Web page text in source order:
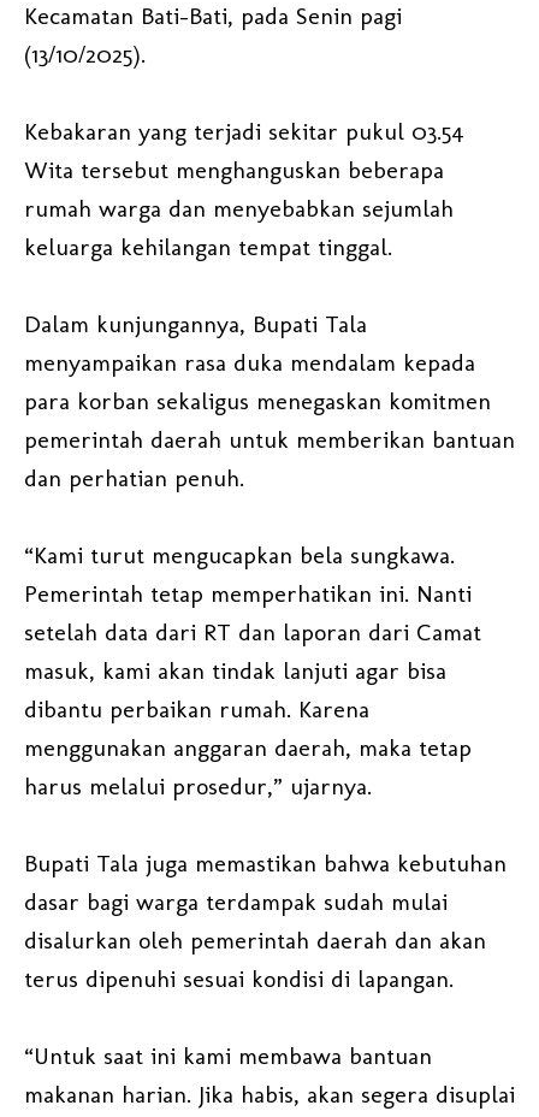
Kecamatan Bati-Bati, pada Senin pagi
(13/10/2025).
Kebakaran yang terjadi sekitar pukul 03.54
Wita tersebut menghanguskan beberapa
rumah warga dan menyebabkan sejumlah
keluarga kehilangan tempat tinggal.
Dalam kunjungannya, Bupati Tala
menyampaikan rasa duka mendalam kepada
para korban sekaligus menegaskan komitmen
pemerintah daerah untuk memberikan bantuan
dan perhatian penuh.
“Kami turut mengucapkan bela sungkawa.
Pemerintah tetap memperhatikan ini. Nanti
setelah data dari RT dan laporan dari Camat
masuk, kami akan tindak lanjuti agar bisa
dibantu perbaikan rumah. Karena
menggunakan anggaran daerah, maka tetap
harus melalui prosedur,” ujarnya.
Bupati Tala juga memastikan bahwa kebutuhan
dasar bagi warga terdampak sudah mulai
disalurkan oleh pemerintah daerah dan akan
terus dipenuhi sesuai kondisi di lapangan.
“Untuk saat ini kami membawa bantuan
makanan harian. Jika habis, akan segera disuplai